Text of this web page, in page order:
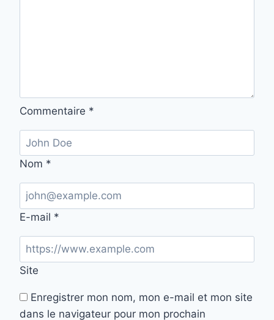
Commentaire *
Nom *
E-mail *
Site
Enregistrer mon nom, mon e-mail et mon site
dans le navigateur pour mon prochain